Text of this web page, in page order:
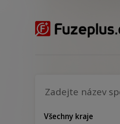
Všechny kraje